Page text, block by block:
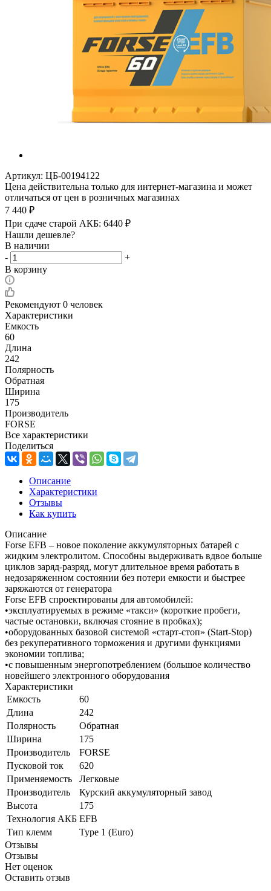
Артикул: ЦБ-00194122
Цена действительна только для интернет-магазина и может
отличаться от цен в розничных магазинах
7 440 ₽
При сдаче старой АКБ: 6440 ₽
Нашли дешевле?
В наличии
-
+
В корзину
Рекомендуют 0 человек
Характеристики
Емкость
60
Длина
242
Полярность
Обратная
Ширина
175
Производитель
FORSE
Все характеристики
Поделиться
Описание
Характеристики
Отзывы
Как купить
Описание
Forse EFB – новое поколение аккумуляторных батарей с
жидким электролитом. Способны выдерживать вдвое больше
циклов заряд-разряд, могут длительное время работать в
недозаряженном состоянии без потери емкости и быстрее
заряжаются от генератора
Forse EFB спроектированы для автомобилей:
•эксплуатируемых в режиме «такси» (короткие пробеги,
частые остановки, включая стояние в пробках);
•оборудованных базовой системой «старт-стоп» (Start-Stop)
без рекуперативного торможения и другими функциями
экономии топлива;
•с повышенным энергопотреблением (большое количество
новейшего электронного оборудования
Характеристики
Емкость
60
Длина
242
Полярность
Обратная
Ширина
175
Производитель
FORSE
Пусковой ток
620
Применяемость
Легковые
Производитель
Курский аккумуляторный завод
Высота
175
Технология АКБ EFB
Тип клемм
Type 1 (Euro)
Отзывы
Отзывы
Нет оценок
Оставить отзыв